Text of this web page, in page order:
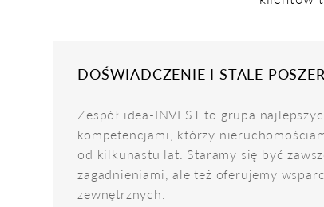
DOŚWIADCZENIE I STALE
Zespół idea-INVEST to grupa
kompetencjami, którzy
od kilkunastu lat. Staramy się być
zagadnieniami, ale też oferujemy
zewnętrznych.